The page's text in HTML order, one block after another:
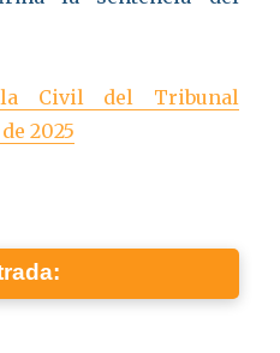
Civil del Tribunal
2025